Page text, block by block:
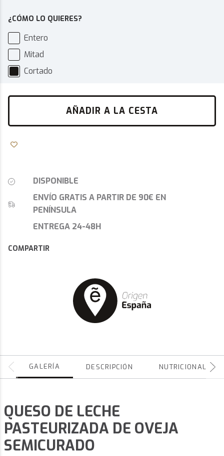
¿CÓMO LO QUIERES?
Entero
Mitad
Cortado
AÑADIR A LA CESTA
DISPONIBLE
ENVÍO GRATIS A PARTIR DE 90€ EN
PENÍNSULA
ENTREGA 24-48H
COMPARTIR
GALERÍA DESCRIPCIÓN NUTRICIONALES
QUESO DE LECHE
PASTEURIZADA DE OVEJA
SEMICURADO